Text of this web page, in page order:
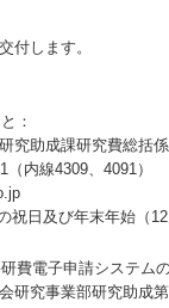
付します。
：
究助成課研究費総括
内線4309、4091）
日及び年末年始（12
費電子申請システム
研究事業部研究助成